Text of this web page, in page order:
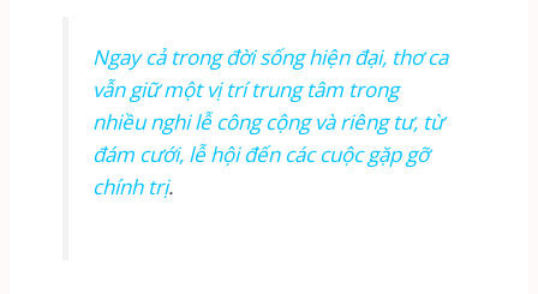
Ngay cả trong đời sống hiện đại, thơ ca
vẫn giữ một vị trí trung tâm trong
nhiều nghi lễ công cộng và riêng tư, từ
đám cưới, lễ hội đến các cuộc gặp gỡ
chính trị.